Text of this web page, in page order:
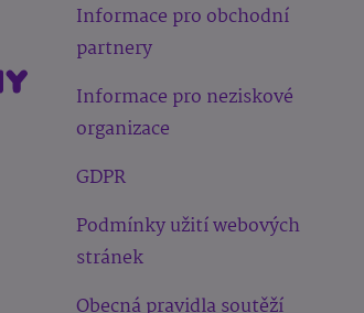
Informace pro obchodní
partnery
Informace pro neziskové
organizace
GDPR
Podmínky užití webových
stránek
Obecná pravidla soutěží